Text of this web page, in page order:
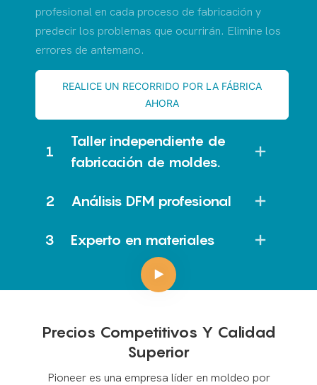
profesional en cada proceso de fabricación y
predecir los problemas que ocurrirán. Elimine los
errores de antemano.
REALICE UN RECORRIDO POR LA FÁBRICA
AHORA
1
Taller independiente de
fabricación de moldes.
2 Análisis DFM profesional
3 Experto en materiales
Precios Competitivos Y Calidad
Superior
Pioneer es una empresa líder en moldeo por